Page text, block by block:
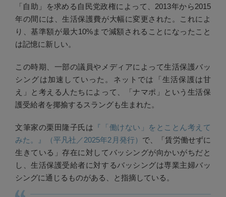
「自助」を求める自民党政権によって、2013年から2015
年の間には、生活保護費が大幅に変更された。これによ
り、基準額が最大10%まで減額されることになったこと
は記憶に新しい。
この時期、一部の議員やメディアによって生活保護バッ
シングは加速していった。ネットでは「生活保護は甘
え」と考える人たちによって、「ナマポ」という生活保
護受給者を揶揄するスラングも生まれた。
文筆家の栗田隆子氏は 『「働けない」をとことん考えて
みた。』（平凡社／2025年2月発行） で、「賃労働せずに
生きている」存在に対してバッシングが向かいがちだと
し、生活保護受給者に対するバッシングは専業主婦バッ
シングに通じるものがある、と指摘している。